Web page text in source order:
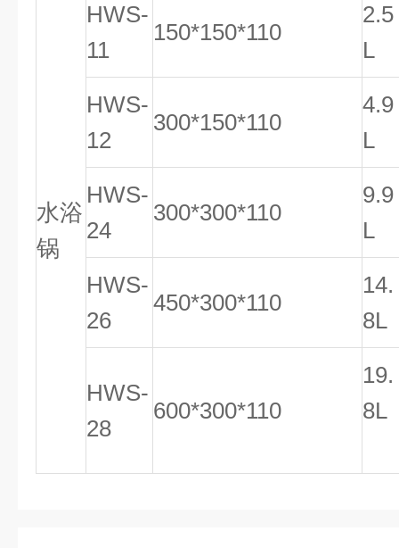
水浴
锅
HWS-
11
150*150*110
2.5
L
HWS-
12
300*150*110
4.9
L
HWS-
24
300*300*110
9.9
L
HWS-
26
450*300*110
14.
8L
HWS-
28
600*300*110
19.
8L